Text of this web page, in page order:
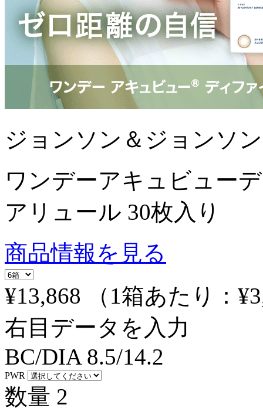
ジョンソン＆ジョンソン
ワンデーアキュビュー
アリュール 30枚入り
商品情報を見る
¥13,868
（1箱あたり：
右目データを入力
BC/DIA 8.5/14.2
PWR
数量 2